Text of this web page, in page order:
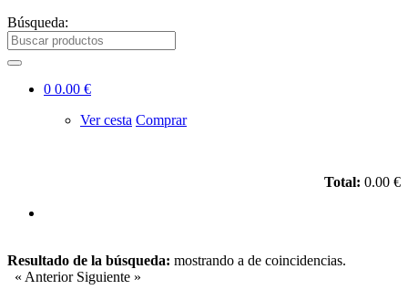
Búsqueda:
0 0.00 €
Ver cesta Comprar
Total: 0.00 €
Resultado de la búsqueda: mostrando a de coincidencias.
« Anterior Siguiente »